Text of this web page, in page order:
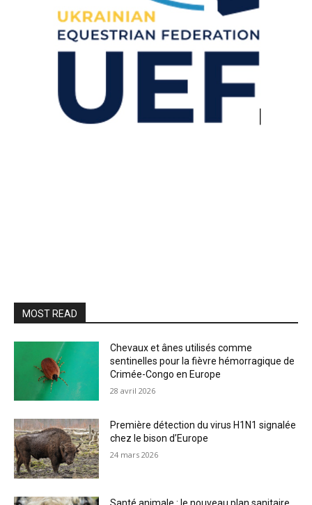
MOST READ
Chevaux et ânes utilisés comme
sentinelles pour la fièvre hémorragique de
Crimée-Congo en Europe
28 avril 2026
Première détection du virus H1N1 signalée
chez le bison d’Europe
24 mars 2026